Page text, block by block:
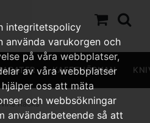
KAFFEHÖRNAN
Racks
integritetspolicy
använda varukorgen och
på våra webbplatser,
av våra webbplatser
oss att mäta
och webbsökningar
användarbeteende så att